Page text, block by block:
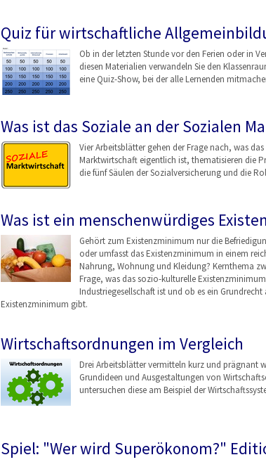
Quiz für wirtschaftliche
Ob in der letzten Stunde vor den Ferien oder in
diesen Materialien verwandeln Sie den
eine Quiz-Show, bei der alle Lernenden
Was ist das Soziale an der Sozialen
Vier Arbeitsblätter gehen der Frage nach, was
Marktwirtschaft eigentlich ist, thematisieren die
die fünf Säulen der Sozialversicherung und die
Was ist ein menschenwürdiges
Gehört zum Existenzminimum nur die
oder umfasst das Existenzminimum in einem
Nahrung, Wohnung und Kleidung? Kernthema
Frage, was das sozio-kulturelle
Industriegesellschaft ist und ob es ein
Existenzminimum gibt.
Wirtschaftsordnungen im Vergleich
Drei Arbeitsblätter vermitteln kurz und prägnant
Grundideen und Ausgestaltungen von
untersuchen diese am Beispiel der
Spiel: "Wer wird Superökonom?"